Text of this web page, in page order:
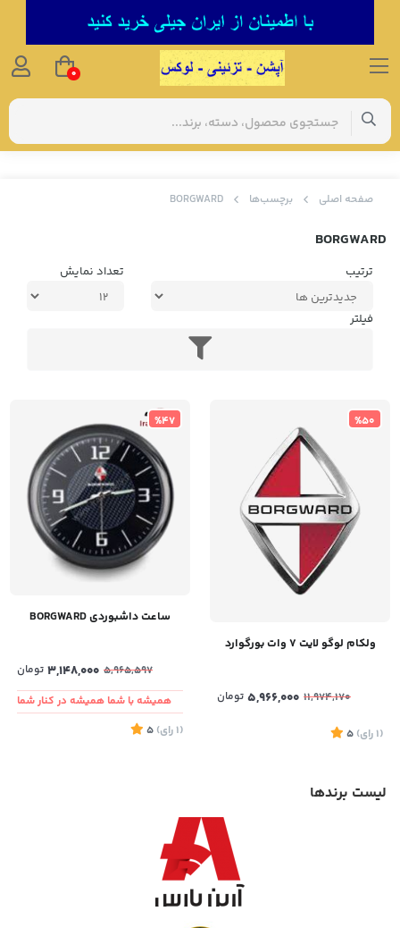
صفحه اصلی برچسب‌ها BORGWARD
BORGWARD
ترتیب تعداد نمایش
فیلتر
%50
ولکام لوگو لایت ۷ وات بورگوارد
11,974,170
5,966,000 تومان
(1 رای)
5
%47
ساعت داشبوردی BORGWARD
5,965,597
3,148,000 تومان
همیشه با شما همیشه در کنار شما
(1 رای)
5
لیست برندها
0